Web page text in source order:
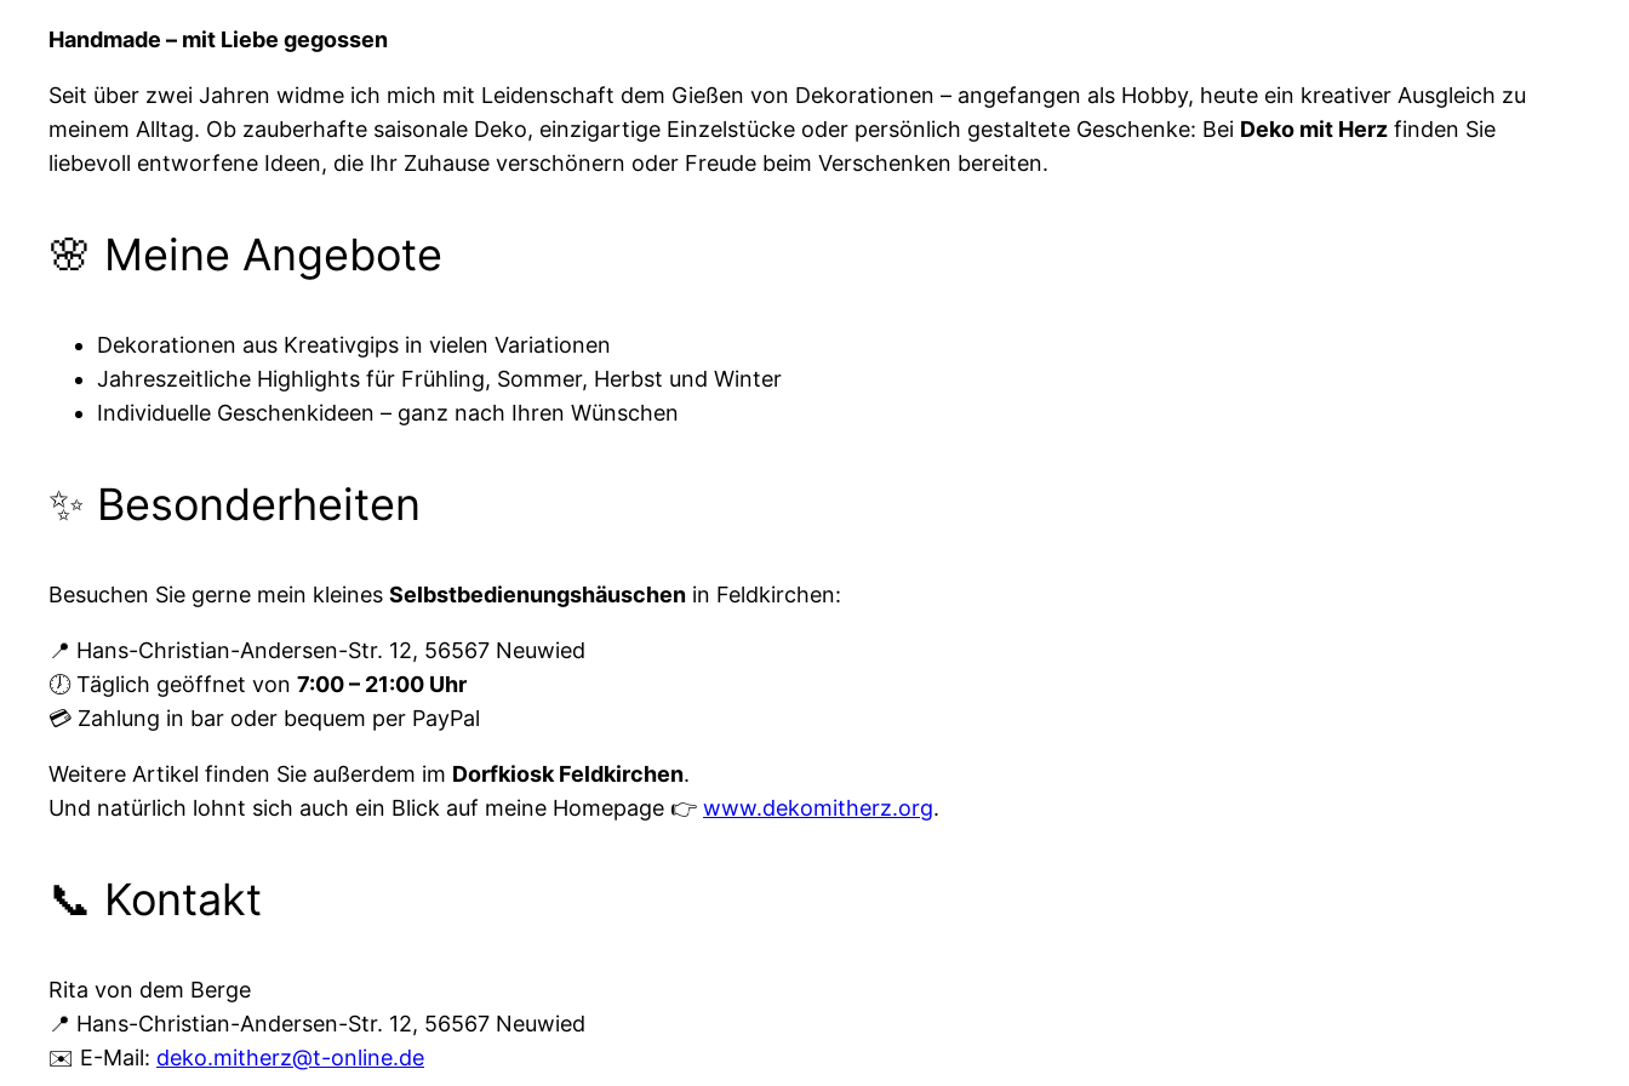
Handmade – mit Liebe gegossen
Seit über zwei Jahren widme ich mich mit Leidenschaft dem Gießen von Dekorationen – angefangen als Hobby, heute ein kreativer Ausgleich zu
meinem Alltag. Ob zauberhafte saisonale Deko, einzigartige Einzelstücke oder persönlich gestaltete Geschenke: Bei Deko mit Herz finden Sie
liebevoll entworfene Ideen, die Ihr Zuhause verschönern oder Freude beim Verschenken bereiten.
🌸 Meine Angebote
Dekorationen aus Kreativgips in vielen Variationen
Jahreszeitliche Highlights für Frühling, Sommer, Herbst und Winter
Individuelle Geschenkideen – ganz nach Ihren Wünschen
✨ Besonderheiten
Besuchen Sie gerne mein kleines Selbstbedienungshäuschen in Feldkirchen:
📍 Hans-Christian-Andersen-Str. 12, 56567 Neuwied
🕖 Täglich geöffnet von 7:00 – 21:00 Uhr
💳 Zahlung in bar oder bequem per PayPal
Weitere Artikel finden Sie außerdem im Dorfkiosk Feldkirchen.
Und natürlich lohnt sich auch ein Blick auf meine Homepage 👉 www.dekomitherz.org.
📞 Kontakt
Rita von dem Berge
📍 Hans-Christian-Andersen-Str. 12, 56567 Neuwied
✉️ E-Mail: deko.mitherz@t-online.de